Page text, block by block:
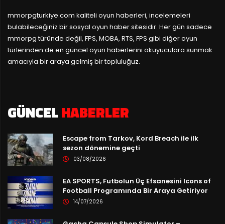
mmorpgturkiye.com kaliteli oyun haberleri, incelemeleri
bulabileceğiniz bir sosyal oyun haber sitesidir. Her gün sadece
mmorpg türünde değil, FPS, MOBA, RTS, FPS gibi diğer oyun
türlerinden de en güncel oyun haberlerini okuyuculara sunmak
amacıyla bir araya gelmiş bir topluluğuz.
GÜNCELHABERLER
Escape from Tarkov, Kord Breach ile ilk
sezon dönemine geçti
03/08/2026
EA SPORTS, Futbolun Üç Efsanesini Icons of
Football Programında Bir Araya Getiriyor
14/07/2026